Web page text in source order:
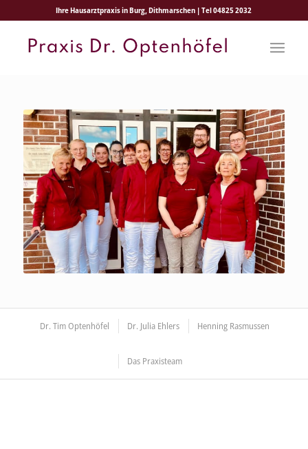
Ihre Hausarztpraxis in Burg, Dithmarschen | Tel 04825 2032
Dr. Tim Optenhöfel Dr. Julia Ehlers Henning Rasmussen
Das Praxisteam